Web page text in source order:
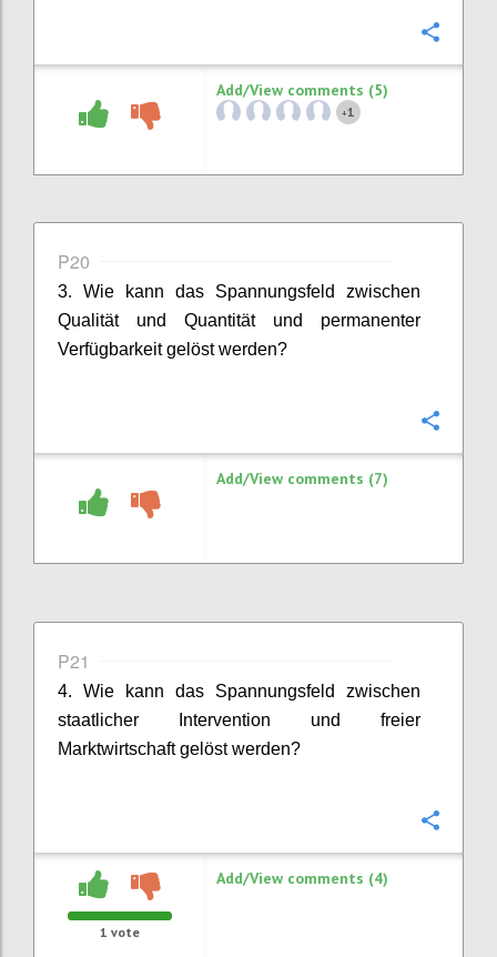
Add/View comments (5)
+1
P20
3. Wie kann das Spannungsfeld zwischen
Qualität und Quantität und permanenter
Verfügbarkeit gelöst werden?
Add/View comments (7)
P21
4. Wie kann das Spannungsfeld zwischen
staatlicher Intervention und freier
Marktwirtschaft gelöst werden?
1 vote
Add/View comments (4)